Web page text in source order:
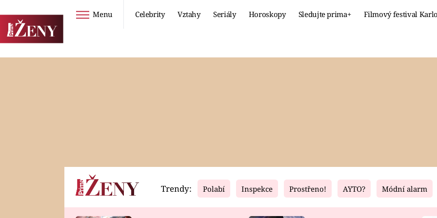
Menu Celebrity Vztahy Seriály Horoskopy Sledujte prima+ Filmový festival
Horoskopy Video Fresh Living
Trendy: Polabí Inspekce Prostřeno! AYTO? Módní alarm